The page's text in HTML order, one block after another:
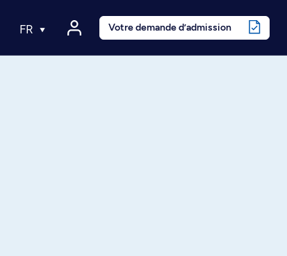
FR Votre demande d’admission